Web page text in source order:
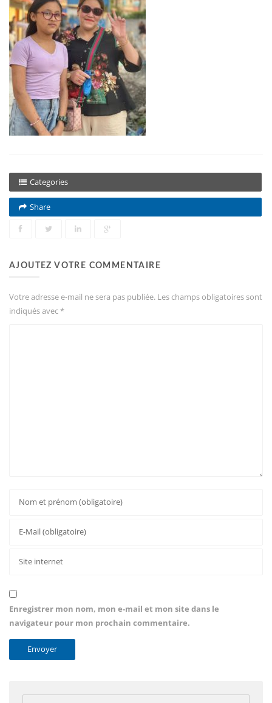
Categories
Share
AJOUTEZ VOTRE COMMENTAIRE
Votre adresse e-mail ne sera pas publiée. Les champs obligatoires sont
indiqués avec*
Enregistrer mon nom, mon e-mail et mon site dans le
navigateur pour mon prochain commentaire.